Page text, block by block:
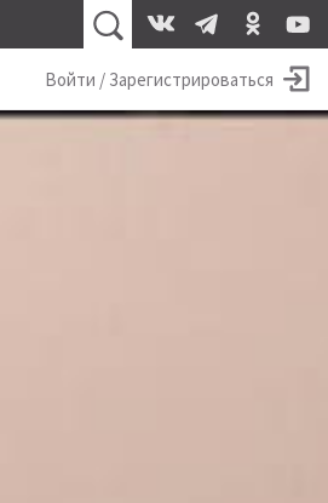
Войти / Зарегистрироваться